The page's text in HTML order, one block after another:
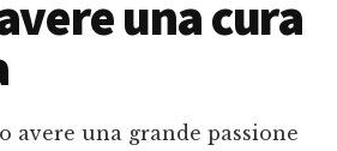
una cura
avere una grande passione